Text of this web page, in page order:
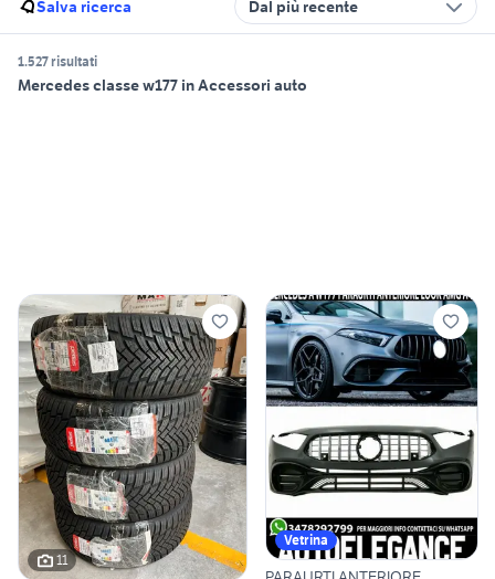
Salva ricerca Dal più recente
1.527 risultati
Mercedes classe w177 in Accessori auto
11
Vetrina